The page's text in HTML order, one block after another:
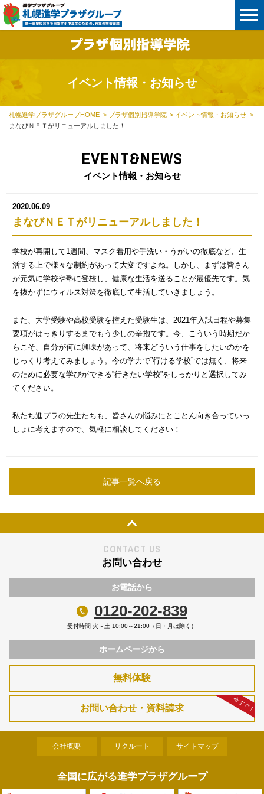
イベント情報・お知らせ
札幌進学プラザグループHOME プラザ個別指導学院
イベント情報・お知らせ
まなびＮＥＴがリニューアルしました！
EVENT&NEWS
イベント情報・お知らせ
2020.06.09
まなびＮＥＴがリニューアルしました！
学校が再開して1週間、マスク着用や手洗い・うがいの徹底など、生
活する上で様々な制約があって大変ですよね。しかし、まずは皆さん
が元気に学校や塾に登校し、健康な生活を送ることが最優先です。気
を抜かずにウィルス対策を徹底して生活していきましょう。
また、大学受験や高校受験を控えた受験生は、2021年入試日程や募集
要項がはっきりするまでもう少しの辛抱です。今、こういう時期だか
らこそ、自分が何に興味があって、将来どういう仕事をしたいのかを
じっくり考えてみましょう。今の学力で”行ける学校”では無く、将来
のために必要な学びができる”行きたい学校”をしっかりと選択してみ
てください。
私たち進プラの先生たちも、皆さんの悩みにとことん向き合っていっ
しょに考えますので、気軽に相談してください！
記事一覧へ戻る
CONTACT US
お問い合わせ
お電話から
0120-202-839
受付時間 火～土 10:00～21:00（日・月は除く）
ホームページから
無料体験
今すぐ！
お問い合わせ・資料請求
会社概要 リクルート サイトマップ
全国に広がる進学プラザグループ